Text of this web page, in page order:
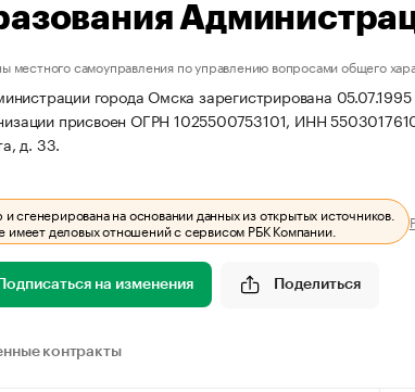
местного самоуправления по управлению вопросами общего
города Омска зарегистрирована
присвоен ОГРН 1025500753101, ИНН
д. 33.
сгенерирована на основании данных из открытых источников.
имеет деловых отношений с сервисом РБК Компании.
Подписаться на изменения Поделиться
контракты